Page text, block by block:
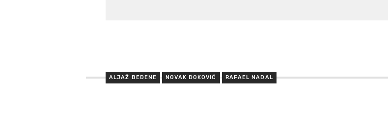
ALJAŽ BEDENE NOVAK ĐOKOVIĆ RAFAEL NADAL